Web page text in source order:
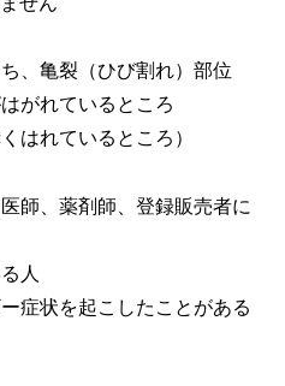
、亀裂（ひび割れ）部位
がれているところ
はれているところ）
師、薬剤師、登録販売者に
人
症状を起こしたことがある